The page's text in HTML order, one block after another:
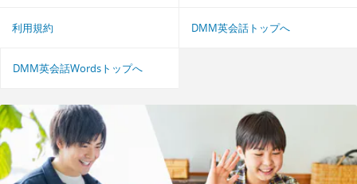
利用規約 DMM英会話トップへ
DMM英会話Wordsトップへ